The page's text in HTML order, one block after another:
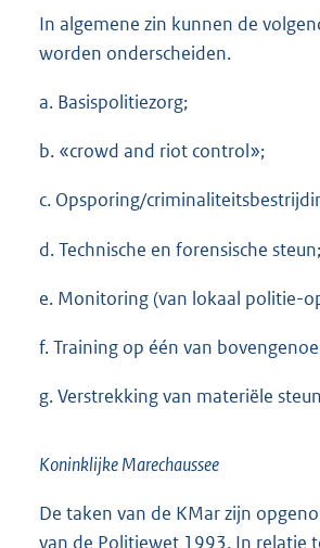
In algemene zin kunnen de
worden onderscheiden.
a. Basispolitiezorg;
b. «crowd and riot control»;
c. Opsporing/
d. Technische en forensische steun;
e. Monitoring (van lokaal politie-
f. Training op één van
g. Verstrekking van materiële
Koninklijke Marechaussee
De taken van de KMar zijn
van de Politiewet 1993. In relatie